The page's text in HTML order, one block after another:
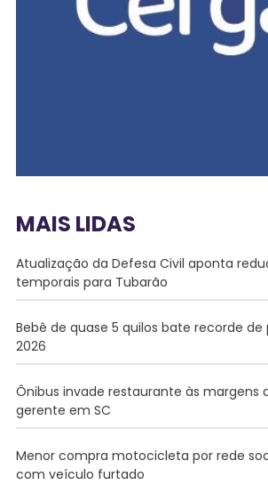
MAIS LIDAS
Atualização da Defesa Civil aponta
temporais para Tubarão
Bebê de quase 5 quilos bate recorde de
2026
Ônibus invade restaurante às margens
gerente em SC
Menor compra motocicleta por rede
com veículo furtado